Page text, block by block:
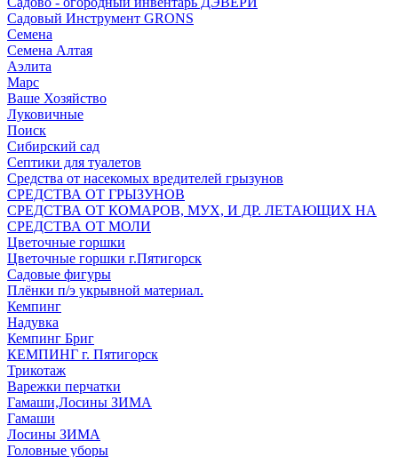
Садовый Инструмент GRONS
Семена
Семена Алтая
Аэлита
Марс
Ваше Хозяйство
Луковичные
Поиск
Сибирский сад
Септики для туалетов
Средства от насекомых вредителей грызунов
СPEДСТВА ОТ ГРЫЗУНОВ
СРЕДСТВА ОТ КОМАРОВ, МУХ, И ДР. ЛЕТАЮЩИХ НА
СРЕДСТВА ОТ МОЛИ
Цветочные горшки
Цветочные горшки г.Пятигорск
Садовые фигуры
Плёнки п/э укрывной материал.
Кемпинг
Надувка
Кемпинг Бриг
КЕМПИНГ г. Пятигорск
Трикотаж
Варежки перчатки
Гамаши,Лосины ЗИМА
Гамаши
Лосины ЗИМА
Головные уборы